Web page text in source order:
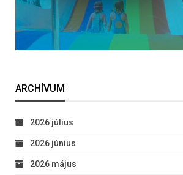
ARCHÍVUM
2026 július
2026 június
2026 május